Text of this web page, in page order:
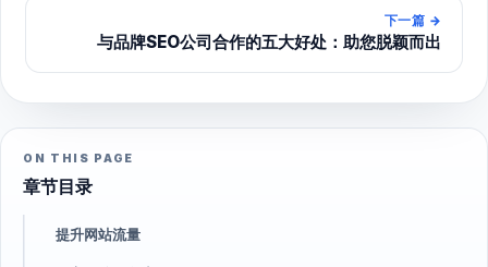
下一篇 →
与品牌SEO公司合作的五大好处：助您脱颖而出
ON THIS PAGE
章节目录
提升网站流量